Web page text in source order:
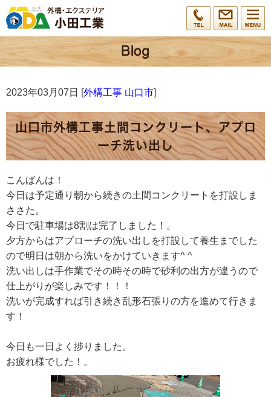
2023年03月07日 [外構工事 山口市]
山口市外構工事土間コンクリート、アプロ
ーチ洗い出し
こんばんは！
今日は予定通り朝から続きの土間コンクリートを打設しま
ささた。
今日で駐車場は8割は完了しました！。
夕方からはアプローチの洗い出しを打設して養生までした
ので明日は朝から洗いをかけていきます^ ^
洗い出しは手作業でその時その時で砂利の出方が違うので
仕上がりが楽しみです！！！
洗いが完成すれば引き続き乱形石張りの方を進めて行きま
す！
今日も一日よく捗りました。
お疲れ様でした！。